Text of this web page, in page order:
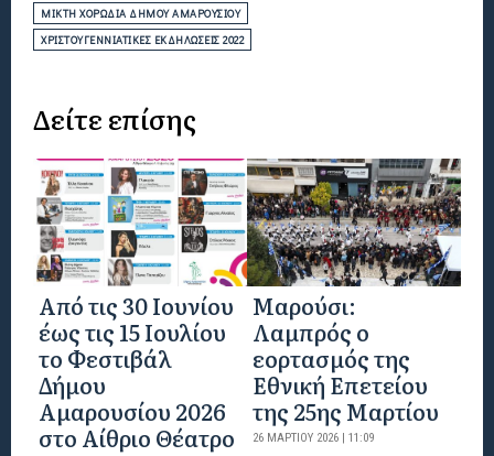
ΜΙΚΤΉ ΧΟΡΩΔΊΑ ΔΉΜΟΥ ΑΜΑΡΟΥΣΊΟΥ
ΧΡΙΣΤΟΥΓΕΝΝΙΆΤΙΚΕΣ ΕΚΔΗΛΏΣΕΙΣ 2022
Δείτε επίσης
Από τις 30 Ιουνίου
έως τις 15 Ιουλίου
το Φεστιβάλ
Δήμου
Αμαρουσίου 2026
στο Αίθριο Θέατρο
Μαρούσι:
Λαμπρός ο
εορτασμός της
Εθνική Επετείου
της 25ης Μαρτίου
26 ΜΑΡΤΊΟΥ 2026 | 11:09